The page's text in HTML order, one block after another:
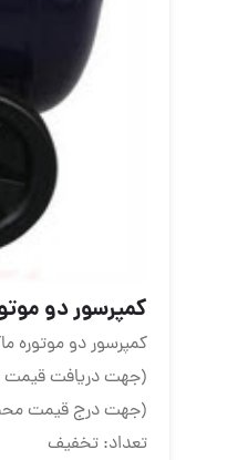
کمپرسور دو
کمپرسور دو موتوره
(جهت دریافت قیمت
(جهت درج قیمت
تعداد: تخفیف